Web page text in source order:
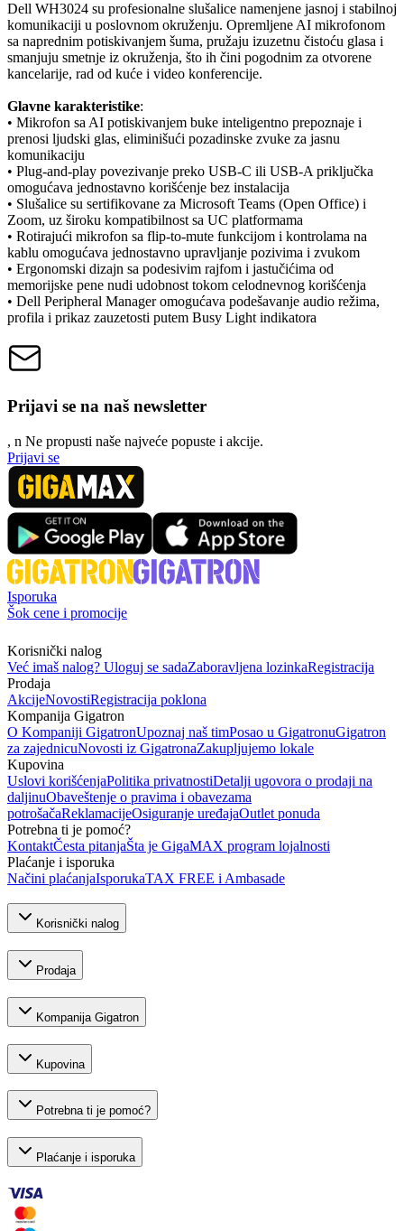
Dell WH3024 su profesionalne slušalice namenjene jasnoj i stabilnoj
komunikaciji u poslovnom okruženju. Opremljene AI mikrofonom
sa naprednim potiskivanjem šuma, pružaju izuzetnu čistoću glasa i
smanjuju smetnje iz okruženja, što ih čini pogodnim za otvorene
kancelarije, rad od kuće i video konferencije.
Glavne karakteristike:
• Mikrofon sa AI potiskivanjem buke inteligentno prepoznaje i
prenosi ljudski glas, eliminišući pozadinske zvuke za jasnu
komunikaciju
• Plug-and-play povezivanje preko USB-C ili USB-A priključka
omogućava jednostavno korišćenje bez instalacija
• Slušalice su sertifikovane za Microsoft Teams (Open Office) i
Zoom, uz široku kompatibilnost sa UC platformama
• Rotirajući mikrofon sa flip-to-mute funkcijom i kontrolama na
kablu omogućava jednostavno upravljanje pozivima i zvukom
• Ergonomski dizajn sa podesivim rajfom i jastučićima od
memorijske pene nudi udobnost tokom celodnevnog korišćenja
• Dell Peripheral Manager omogućava podešavanje audio režima,
profila i prikaz zauzetosti putem Busy Light indikatora
Prijavi se na naš newsletter
, n Ne propusti naše najveće popuste i akcije.
Prijavi se
Isporuka
Šok cene i promocije
Korisnički nalog
Već imaš nalog? Uloguj se sadaZaboravljena lozinkaRegistracija
Prodaja
AkcijeNovostiRegistracija poklona
Kompanija Gigatron
O Kompaniji GigatronUpoznaj naš timPosao u GigatronuGigatron
za zajednicuNovosti iz GigatronaZakupljujemo lokale
Kupovina
Uslovi korišćenjaPolitika privatnostiDetalji ugovora o prodaji na
daljinuObaveštenje o pravima i obavezama
potrošačaReklamacijeOsiguranje uređajaOutlet ponuda
Potrebna ti je pomoć?
KontaktČesta pitanjaŠta je GigaMAX program lojalnosti
Plaćanje i isporuka
Načini plaćanjaIsporukaTAX FREE i Ambasade
Korisnički nalog
Prodaja
Kompanija Gigatron
Kupovina
Potrebna ti je pomoć?
Plaćanje i isporuka